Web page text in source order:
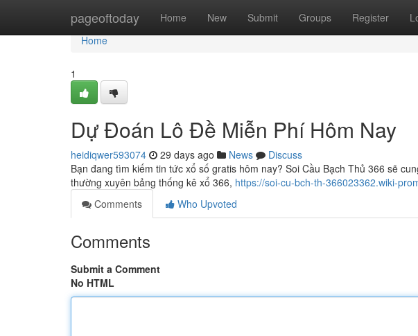
pageoftoday Home New Submit Groups Register
Home
Home
1
Dự Đoán Lô Đề Miễn Phí Hôm Nay
heidiqwer593074 29 days ago News
Discuss
Bạn đang tìm kiếm tin tức xổ số gratis hôm nay? Soi Cầu Bạch Thủ 366 sẽ
thường xuyên bảng thống kê xổ 366, https://soi-cu-bch-th-366023362.wiki-
Comments
Who Upvoted
Comments
Submit a Comment
No HTML